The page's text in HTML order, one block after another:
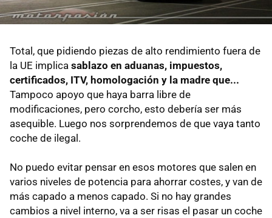
Total, que pidiendo piezas de alto rendimiento fuera de
la UE implica sablazo en aduanas, impuestos,
certificados, ITV, homologación y la madre que...
Tampoco apoyo que haya barra libre de
modificaciones, pero corcho, esto debería ser más
asequible. Luego nos sorprendemos de que vaya tanto
coche de ilegal.
No puedo evitar pensar en esos motores que salen en
varios niveles de potencia para ahorrar costes, y van de
más capado a menos capado. Si no hay grandes
cambios a nivel interno, va a ser risas el pasar un coche